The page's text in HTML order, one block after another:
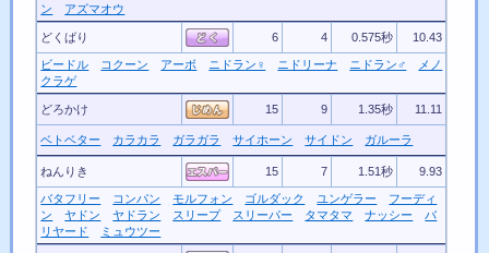
ン
アズマオウ
どくばり 6 4 0.575秒 10.43
ビードル コクーン アーボ ニドラン♀ ニドリーナ ニドラン♂
メノ
クラゲ
どろかけ 15 9 1.35秒 11.11
ベトベター カラカラ ガラガラ サイホーン サイドン ガルーラ
ねんりき 15 7 1.51秒 9.93
バタフリー コンパン モルフォン ゴルダック ユンゲラー
フーディ
ン
ヤドン ヤドラン スリープ スリーパー タマタマ ナッシー
バ
リヤード
ミュウツー